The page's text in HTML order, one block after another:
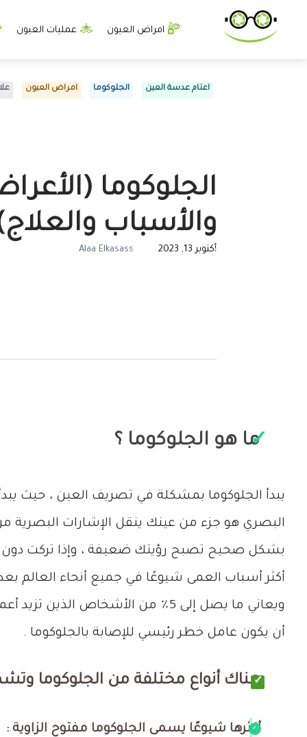
امراض العيون عمليات العيون
اعتام عدسة العين الجلوكوما امراض العيون
الجلوكوما
والأسباب
أكتوبر 13, 2023 Alaa Elkasass
ما هو الجلوكوما ؟
يبدأ الجلوكوما بمشكلة في تصريف العين ، حيث
البصري هو جزء من عينك ينقل الإشارات
بشكل صحيح تصبح رؤيتك ضعيفة ، وإذا تركت دون
أن يكون عامل خطر رئيسي للإصابة بالجلوكوما .
هناك أنواع مختلفة من الجلوكوما
أكثرها شيوعًا يسمى الجلوكوما مفتوح الزاوية :